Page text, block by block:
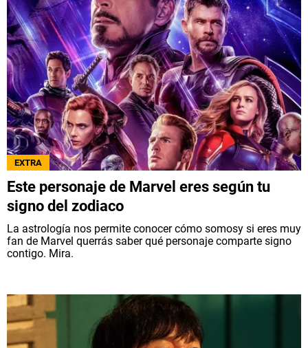
EXTRA
Este personaje de Marvel eres según tu
signo del zodiaco
La astrología nos permite conocer cómo somosy si eres muy
fan de Marvel querrás saber qué personaje comparte signo
contigo. Mira.